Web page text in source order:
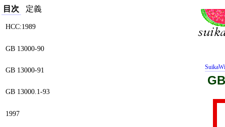
目次 定義
HCC:1989
GB 13000-90
GB 13000-91
GB 13000.1-93
1997